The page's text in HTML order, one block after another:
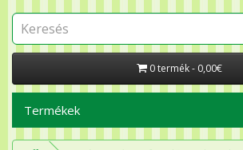
0 termék - 0,00€
Termékek